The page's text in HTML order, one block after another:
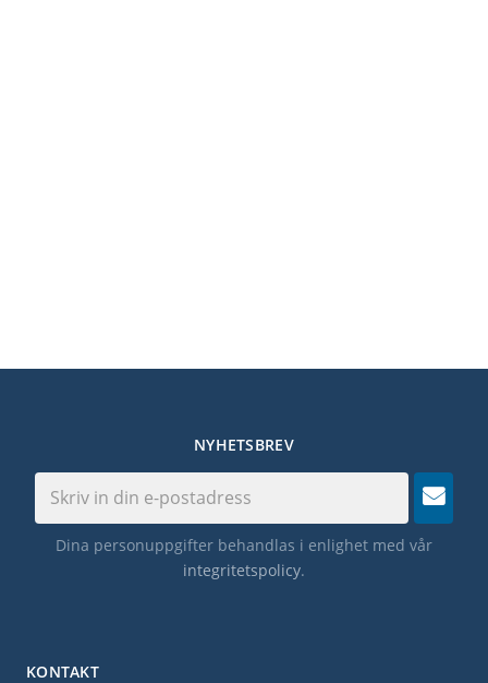
KONTAKT
NYHETSBREV
Dina personuppgifter behandlas i enlighet med vår
integritetspolicy.